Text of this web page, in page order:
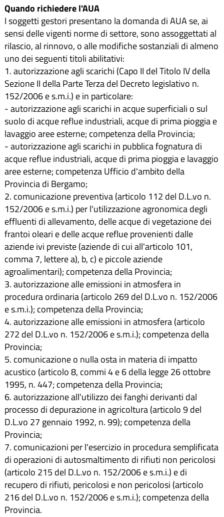
Quando richiedere l'AUA
I soggetti gestori presentano la domanda di AUA se, ai
sensi delle vigenti norme di settore, sono assoggettati al
rilascio, al rinnovo, o alle modifiche sostanziali di almeno
uno dei seguenti titoli abilitativi:
1. autorizzazione agli scarichi (Capo II del Titolo IV della
Sezione II della Parte Terza del Decreto legislativo n.
152/2006 e s.m.i.) e in particolare:
- autorizzazione agli scarichi in acque superficiali o sul
suolo di acque reflue industriali, acque di prima pioggia e
lavaggio aree esterne; competenza della Provincia;
- autorizzazione agli scarichi in pubblica fognatura di
acque reflue industriali, acque di prima pioggia e lavaggio
aree esterne; competenza Ufficio d'ambito della
Provincia di Bergamo;
2. comunicazione preventiva (articolo 112 del D.L.vo n.
152/2006 e s.m.i.) per l'utilizzazione agronomica degli
effluenti di allevamento, delle acque di vegetazione dei
frantoi oleari e delle acque reflue provenienti dalle
aziende ivi previste (aziende di cui all'articolo 101,
comma 7, lettere a), b, c) e piccole aziende
agroalimentari); competenza della Provincia;
3. autorizzazione alle emissioni in atmosfera in
procedura ordinaria (articolo 269 del D.L.vo n. 152/2006
e s.m.i.); competenza della Provincia;
4. autorizzazione alle emissioni in atmosfera (articolo
272 del D.L.vo n. 152/2006 e s.m.i.); competenza della
Provincia;
5. comunicazione o nulla osta in materia di impatto
acustico (articolo 8, commi 4 e 6 della legge 26 ottobre
1995, n. 447; competenza della Provincia;
6. autorizzazione all'utilizzo dei fanghi derivanti dal
processo di depurazione in agricoltura (articolo 9 del
D.L.vo 27 gennaio 1992, n. 99); competenza della
Provincia;
7. comunicazioni per l'esercizio in procedura semplificata
di operazioni di autosmaltimento di rifiuti non pericolosi
(articolo 215 del D.L.vo n. 152/2006 e s.m.i.) e di
recupero di rifiuti, pericolosi e non pericolosi (articolo
216 del D.L.vo n. 152/2006 e s.m.i.); competenza della
Provincia.